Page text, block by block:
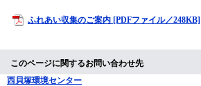
ふれあい収集のご案内 [PDFファイル／248KB]
このページに関するお問い合わせ先
西貝塚環境センター